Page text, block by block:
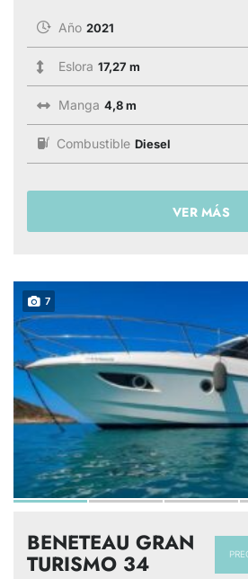
Año 2021
Eslora 17,27 m
Manga 4,8 m
Combustible Diesel
VER MÁS
7
BENETEAU GRAN
TURISMO 34